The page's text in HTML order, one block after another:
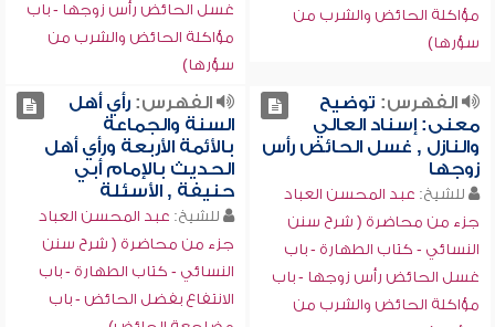
مؤاكلة الحائض والشرب من
سؤرها)
غسل الحائض رأس زوجها - باب
مؤاكلة الحائض والشرب من
سؤرها)
الفهرس: توضيح
معنى: إسناد العالي
والنازل , غسل الحائض رأس
زوجها
للشيخ: عبد المحسن العباد
جزء من محاضرة ( شرح سنن
النسائي - كتاب الطهارة - باب
غسل الحائض رأس زوجها - باب
مؤاكلة الحائض والشرب من
الفهرس:رأي أهل
السنة والجماعة
بالأئمة الأربعة ورأي أهل
الحديث بالإمام أبي
حنيفة , الأسئلة
للشيخ: عبد المحسن العباد
جزء من محاضرة ( شرح سنن
النسائي - كتاب الطهارة - باب
الانتفاع بفضل الحائض - باب